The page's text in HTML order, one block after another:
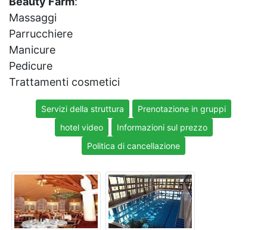
Massaggi
Parrucchiere
Manicure
Pedicure
Trattamenti cosmetici
Servizi della struttura
Prenotazione in gruppi
hotel video
Informazioni sul prezzo
Politica di cancellazione